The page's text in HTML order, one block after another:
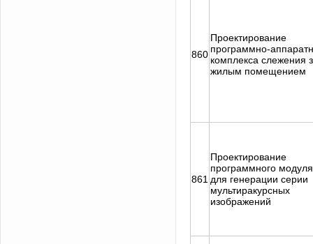
860
Проектирование
программно-
комплекса слежения
жилым помещением
861
Проектирование
программного модуля
для генерации серии
мультиракурсных
изображений